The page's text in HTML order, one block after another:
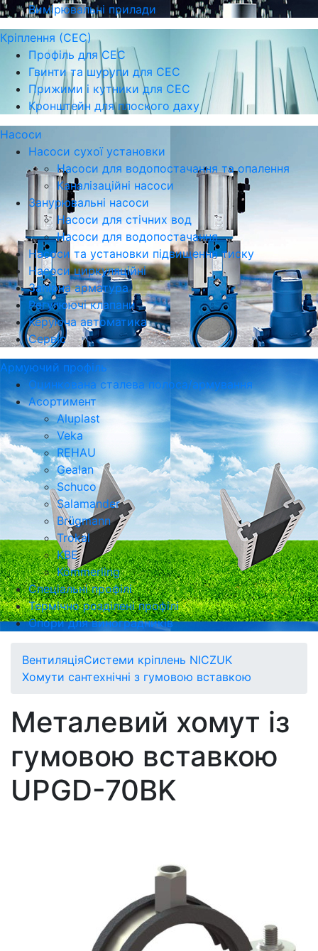
Вимірювальні прилади
Кріплення (СЕС)
Профіль для СЕС
Гвинти та шурупи для СЕС
Прижими і кутники для СЕС
Кронштейн для плоского даху
Насоси
Насоси сухої установки
Насоси для водопостачання та опалення
Каналізаційні насоси
Занурювальні насоси
Насоси для стічних вод
Насоси для водопостачання
Насоси та установки підвищення тиску
Насоси циркуляційні
Запірна арматура
Регулюючі клапани
Керуюча автоматика
Сервіс
Армуючий профіль
Оцинкована сталева полоса/армування
Асортимент
Aluplast
Veka
REHAU
Gealan
Schuco
Salamander
Brügmann
Trokal
KBE
Kömmerling
Спеціальні профілі
Термічно розділені профілі
Опори для виноградників
ВентиляціяСистеми кріплень NICZUK
Хомути сантехнічні з гумовою вставкою
Металевий хомут із
гумовою вставкою
UPGD-70BK